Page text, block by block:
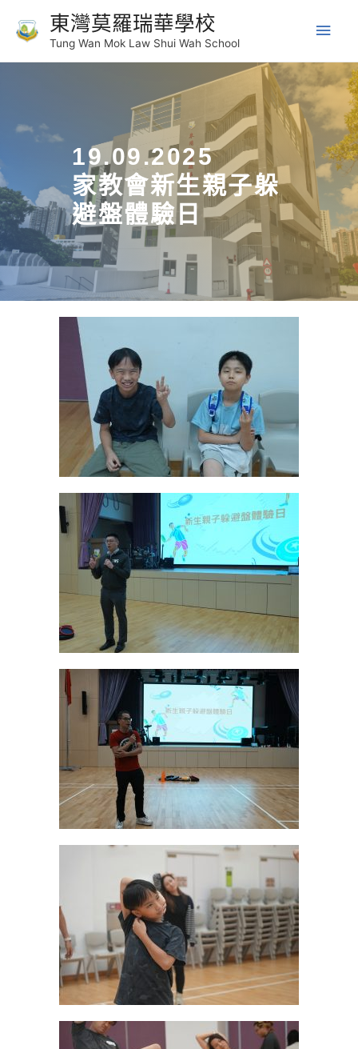
東灣莫羅瑞華學校
Tung Wan Mok Law Shui Wah School
19.09.2025
家教會新生親子躲
避盤體驗日